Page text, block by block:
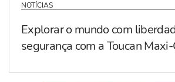
NOTÍCIAS
Explorar o mundo com
segurança com a Toucan Maxi-